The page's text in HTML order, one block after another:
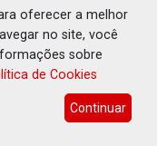
oferecer a melhor
no site, você
sobre
de Cookies
Continuar